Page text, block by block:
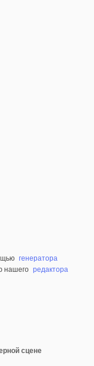
генератора
нашего редактора
сцене